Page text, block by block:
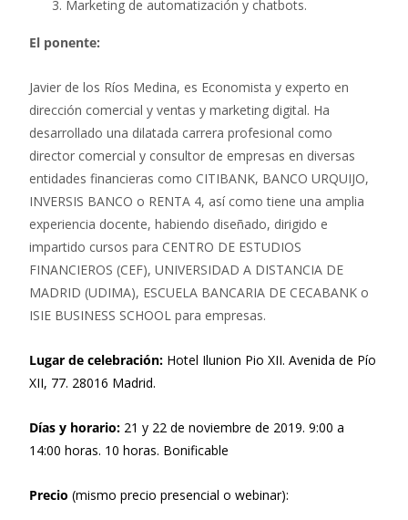
Marketing de automatización y chatbots.
El ponente:
Javier de los Ríos Medina, es Economista y experto en
dirección comercial y ventas y marketing digital. Ha
desarrollado una dilatada carrera profesional como
director comercial y consultor de empresas en diversas
entidades financieras como CITIBANK, BANCO URQUIJO,
INVERSIS BANCO o RENTA 4, así como tiene una amplia
experiencia docente, habiendo diseñado, dirigido e
impartido cursos para CENTRO DE ESTUDIOS
FINANCIEROS (CEF), UNIVERSIDAD A DISTANCIA DE
MADRID (UDIMA), ESCUELA BANCARIA DE CECABANK o
ISIE BUSINESS SCHOOL para empresas.
Lugar de celebración: Hotel Ilunion Pio XII. Avenida de Pío
XII, 77. 28016 Madrid.
Días y horario: 21 y 22 de noviembre de 2019. 9:00 a
14:00 horas. 10 horas. Bonificable
Precio (mismo precio presencial o webinar):